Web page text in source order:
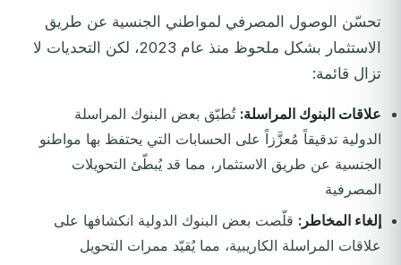
تحسّن الوصول المصرفي لمواطني الجنسية عن طريق
الاستثمار بشكل ملحوظ منذ عام 2023، لكن التحديات لا
تزال قائمة:
علاقات البنوك المراسلة: تُطبّق بعض البنوك المراسلة
الدولية تدقيقاً مُعزَّزاً على الحسابات التي يحتفظ بها مواطنو
الجنسية عن طريق الاستثمار، مما قد يُبطّئ التحويلات
المصرفية
إلغاء المخاطر: قلّصت بعض البنوك الدولية انكشافها على
علاقات المراسلة الكاريبية، مما يُقيّد ممرات التحويل